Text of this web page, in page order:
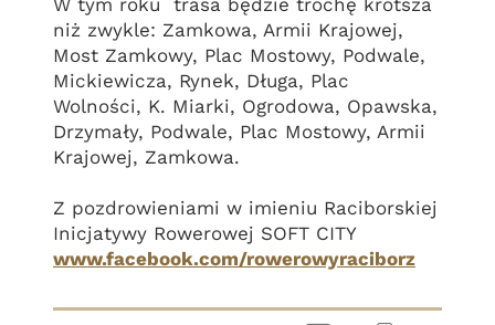
W tym roku trasa będzie trochę krótsza
niż zwykle: Zamkowa, Armii Krajowej,
Most Zamkowy, Plac Mostowy, Podwale,
Mickiewicza, Rynek, Długa, Plac
Wolności, K. Miarki, Ogrodowa, Opawska,
Drzymały, Podwale, Plac Mostowy, Armii
Krajowej, Zamkowa.
Z pozdrowieniami w imieniu Raciborskiej
Inicjatywy Rowerowej SOFT CITY
www.facebook.com/rowerowyraciborz